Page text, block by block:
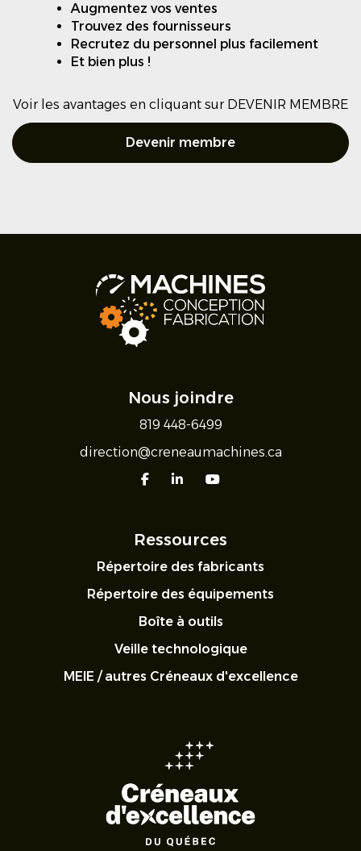
Augmentez vos ventes
Trouvez des fournisseurs
Recrutez du personnel plus facilement
Et bien plus !
Voir les avantages en cliquant sur DEVENIR MEMBRE
Devenir membre
Nous joindre
819 448-6499
direction@creneaumachines.ca
facebooklinkedinyoutube
Ressources
Répertoire des fabricants
Répertoire des équipements
Boîte à outils
Veille technologique
MEIE / autres Créneaux d'excellence